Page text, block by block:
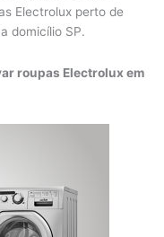
Electrolux perto de
domicílio SP.
roupas Electrolux em